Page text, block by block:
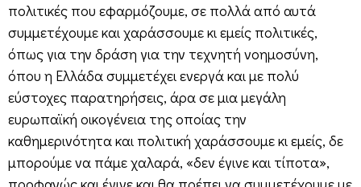
πολιτικές που εφαρμόζουμε, σε πολλά από αυτά
συμμετέχουμε και χαράσσουμε κι εμείς πολιτικές,
όπως για την δράση για την τεχνητή νοημοσύνη,
όπου η Ελλάδα συμμετέχει ενεργά και με πολύ
εύστοχες παρατηρήσεις, άρα σε μια μεγάλη
ευρωπαϊκή οικογένεια της οποίας την
καθημερινότητα και πολιτική χαράσσουμε κι εμείς, δε
μπορούμε να πάμε χαλαρά, «δεν έγινε και τίποτα»,